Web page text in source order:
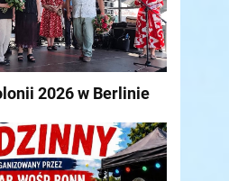
2026 w Berlinie